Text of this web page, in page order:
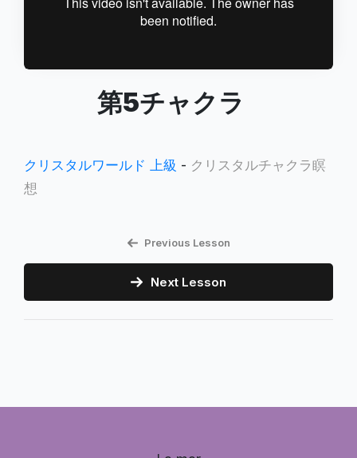
第5チャクラ
クリスタルワールド 上級 - クリスタルチャクラ瞑
想
Previous Lesson
Next Lesson